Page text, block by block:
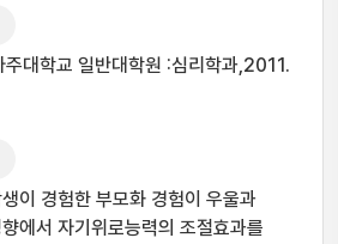
대학교 일반대학원 :심리학과,2011.
이 경험한 부모화 경험이 우울과
에서 자기위로능력의 조절효과를